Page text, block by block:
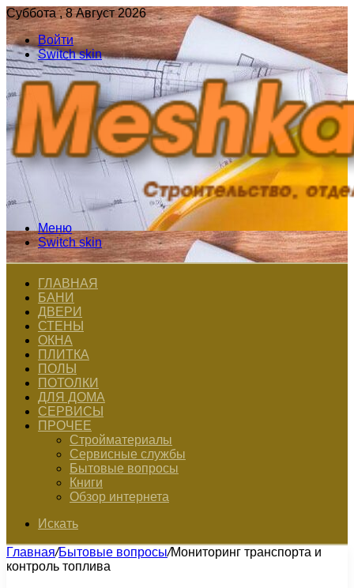
Суббота , 8 Август 2026
Войти
Switch skin
Меню
Switch skin
ГЛАВНАЯ
БАНИ
ДВЕРИ
СТЕНЫ
ОКНА
ПЛИТКА
ПОЛЫ
ПОТОЛКИ
ДЛЯ ДОМА
СЕРВИСЫ
ПРОЧЕЕ
Стройматериалы
Сервисные службы
Бытовые вопросы
Книги
Обзор интернета
Искать
Главная/Бытовые вопросы/Мониторинг транспорта и
контроль топлива